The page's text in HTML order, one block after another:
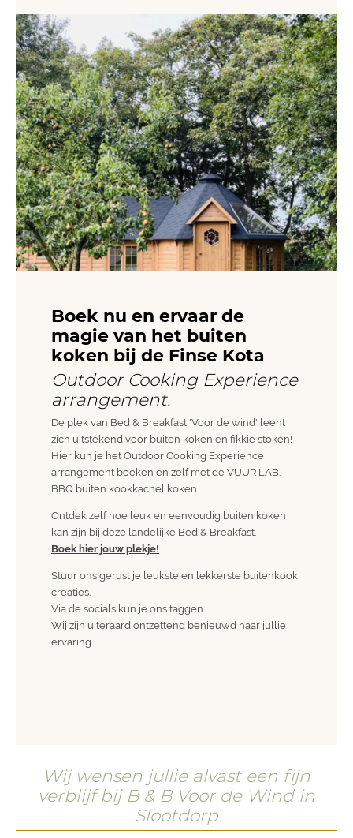
Boek nu en ervaar de
magie van het buiten
koken bij de Finse Kota
Outdoor Cooking Experience
arrangement.
De plek van Bed & Breakfast 'Voor de wind' leent
zich uitstekend voor buiten koken en fikkie stoken!
Hier kun je het Outdoor Cooking Experience
arrangement boeken en zelf met de VUUR LAB.
BBQ buiten kookkachel koken.
Ontdek zelf hoe leuk en eenvoudig buiten koken
kan zijn bij deze landelijke Bed & Breakfast.
Boek hier jouw plekje!
Stuur ons gerust je leukste en lekkerste buitenkook
creaties.
Via de socials kun je ons taggen.
Wij zijn uiteraard ontzettend benieuwd naar jullie
ervaring.
Wij wensen jullie alvast een fijn
verblijf bij B & B Voor de Wind in
Slootdorp